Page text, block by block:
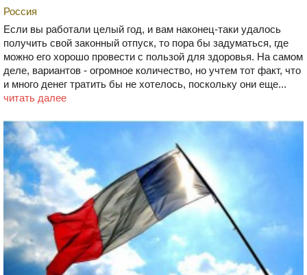
Россия
Если вы работали целый год, и вам наконец-таки удалось
получить свой законный отпуск, то пора бы задуматься, где
можно его хорошо провести с пользой для здоровья. На самом
деле, вариантов - огромное количество, но учтем тот факт, что
и много денег тратить бы не хотелось, поскольку они еще...
читать далее